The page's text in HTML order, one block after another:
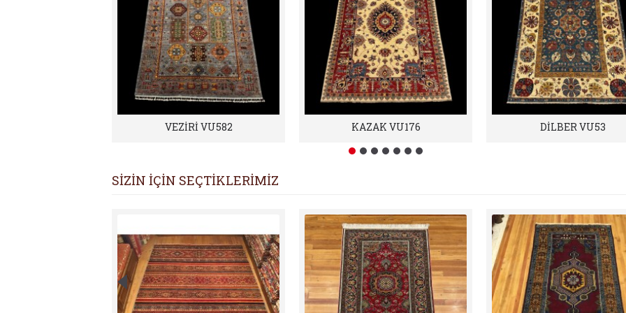
VEZİRİ VU582 KAZAK VU176 DİLBER VU53
SİZİN İÇİN SEÇTİKLERİMİZ